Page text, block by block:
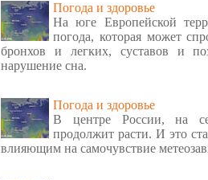
Погода и здоровье
На юге Европейской
погода, которая может
бронхов и легких, суставов и
нарушение сна.
Погода и здоровье
В центре России, на
продолжит расти. И это
влияющим на самочувствие